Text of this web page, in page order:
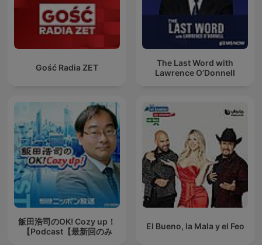
The Last Word with
Lawrence O’Donnell
Gość Radia ZET
El Bueno, la Mala y el Feo
飯田浩司のOK! Cozy up！
Podcast【最新回のみ】